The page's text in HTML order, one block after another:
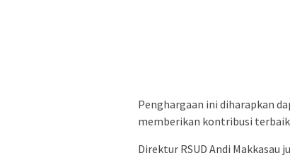
Penghargaan ini diharapkan
memberikan kontribusi
Direktur RSUD Andi